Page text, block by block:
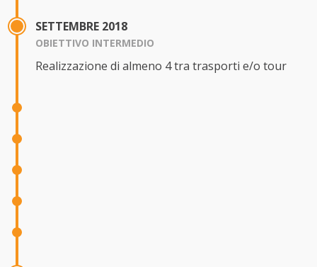
SETTEMBRE 2018
OBIETTIVO INTERMEDIO
Realizzazione di almeno 4 tra trasporti e/o tour